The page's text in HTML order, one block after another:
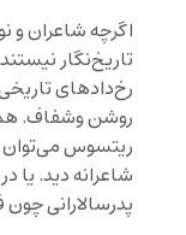
اگرچه شاعران
تاریخ‌نگار
رخ‌دادهای
روشن وشفاف.
ریتسوس می‌توان
شاعرانه دید. یا
پدرسالارانی چون